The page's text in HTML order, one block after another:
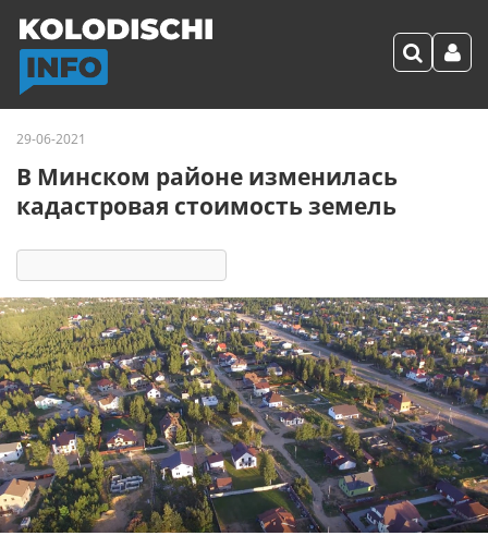
29-06-2021
В Минском районе изменилась
кадастровая стоимость земель